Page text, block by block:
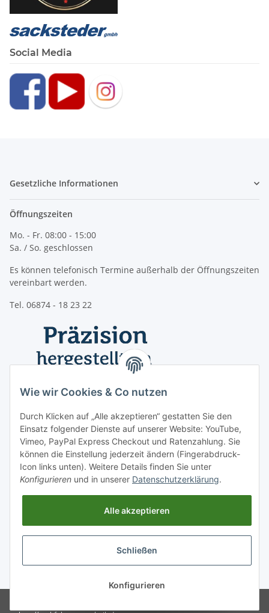
Social Media
Gesetzliche Informationen
Öffnungszeiten
Mo. - Fr. 08:00 - 15:00
Sa. / So. geschlossen
Es können telefonisch Termine außerhalb der Öffnungszeiten
vereinbart werden.
Tel. 06874 - 18 23 22
Vertrag widerrufen
Wie wir Cookies & Co nutzen
Durch Klicken auf „Alle akzeptieren“ gestatten Sie den
Einsatz folgender Dienste auf unserer Website: YouTube,
Vimeo, PayPal Express Checkout und Ratenzahlung. Sie
können die Einstellung jederzeit ändern (Fingerabdruck-
Icon links unten). Weitere Details finden Sie unter
Konfigurieren und in unserer Datenschutzerklärung.
Alle akzeptieren
Schließen
Konfigurieren